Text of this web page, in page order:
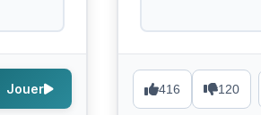
Jouer 416 120